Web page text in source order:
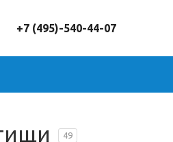
+7 (495)-540-44-07
49